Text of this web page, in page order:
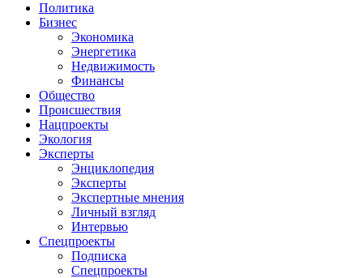
Политика
Бизнес
Экономика
Энергетика
Недвижимость
Финансы
Общество
Происшествия
Нацпроекты
Экология
Эксперты
Энциклопедия
Эксперты
Экспертные мнения
Личный взгляд
Интервью
Спецпроекты
Подписка
Спецпроекты